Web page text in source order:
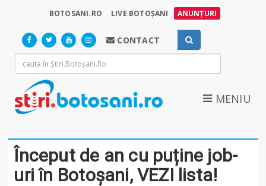
BOTOSANI.RO LIVE BOTOȘANI ANUNȚURI
CONTACT
MENIU
Început de an cu puține job-
uri în Botoșani, VEZI lista!